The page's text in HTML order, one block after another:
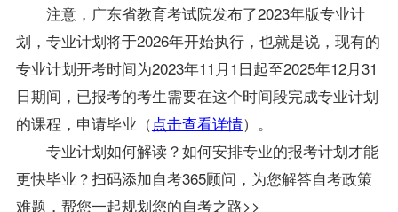
注意，广东省教育考试院发布了2023年版专业计
划，专业计划将于2026年开始执行，也就是说，现有的
专业计划开考时间为2023年11月1日起至2025年12月31
日期间，已报考的考生需要在这个时间段完成专业计划
的课程，申请毕业（点击查看详情）。
专业计划如何解读？如何安排专业的报考计划才能
更快毕业？扫码添加自考365顾问，为您解答自考政策
难题，帮您一起规划您的自考之路>>